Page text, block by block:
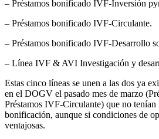
– Préstamos bonificado IVF-Inversión
– Préstamos bonificado IVF-Circulante.
– Préstamos bonificado IVF-Desarrollo
– Línea IVF & AVI Investigación y
Estas cinco líneas se unen a las dos ya
en el DOGV el pasado mes de marzo
Préstamos IVF-Circulante) que no
bonificación, aunque si condiciones de
ventajosas.